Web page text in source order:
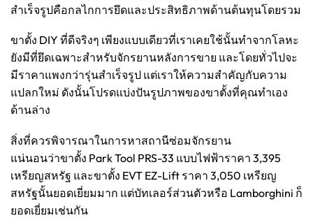
สำเร็จรูปคือกลไกการยึดและประสิทธิภาพด้านต้นทุนโดยรวม
ขาตั้ง DIY ที่ดีจริงๆ เพียงแบบเดียวที่เราเคยใช้นั้นทำจากโลหะ
ยังมีที่ยึดเฉพาะสำหรับจักรยานหลังการขาย และโดยทั่วไปจะ
มีราคาแพงกว่ารุ่นสำเร็จรูป แต่เราให้ความสำคัญกับความ
แปลกใหม่ ดังนั้นโปรดแบ่งปันรูปภาพของขาตั้งที่คุณทำเอง
ด้านล่าง
สิ่งที่ควรพิจารณาในการหาสถานีซ่อมจักรยาน
แน่นอนว่าขาตั้ง Park Tool PRS-33 แบบไฟฟ้าราคา 3,395
เหรียญสหรัฐ และขาตั้ง EVT EZ-Lift ราคา 3,050 เหรียญ
สหรัฐนั้นยอดเยี่ยมมาก แต่บัทเลอร์ส่วนตัวหรือ Lamborghini ก็
ยอดเยี่ยมเช่นกัน